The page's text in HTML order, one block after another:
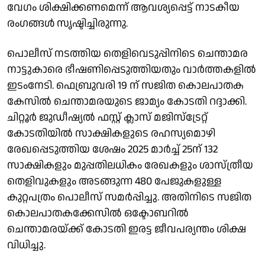
വേഗം ശിക്ഷിക്കണമെന്ന് ആവശ്യപ്പെട്ട് നാടകീയ
രംഗങ്ങള്‍ സൃഷ്ടിച്ചിരുന്നു.
പൊലീസ് നടത്തിയ തെളിവെടുപ്പിനിടെ ചെന്താമര
നാട്ടുകാരെ ഭീഷണിപ്പെടുത്തിയതും വാര്‍ത്തകളില്‍
ഇടംനേടി. ഫെബ്രുവരി 19 ന് സജിത കൊലപാതക
കേസില്‍ ചെന്താമരയുടെ ജാമ്യം കോടതി റദ്ദാക്കി.
ചിറ്റൂര്‍ ജുഡീഷ്യല്‍ ഫസ്റ്റ് ക്ലാസ് മജിസ്‌ട്രേറ്റ്
കോടതിയില്‍ സാക്ഷികളുടെ രഹസ്യമൊഴി
രേഖപ്പെടുത്തിയ ശേഷം 2025 മാര്‍ച്ച് 25ന് 132
സാക്ഷികളും മുപ്പതിലധികം രേഖകളും ശാസ്ത്രീയ
തെളിവുകളും അടങ്ങുന്ന 480 പേജുകളുള്ള
കുറ്റപത്രം പൊലീസ് സമര്‍പ്പിച്ചു. അതിനിടെ സജിത
കൊലപാതകക്കേസില്‍ ഒക്ടോബറില്‍
ചെന്താമരയ്ക്ക് കോടതി ഇരട്ട ജീവപര്യന്തം ശിക്ഷ
വിധിച്ചു.